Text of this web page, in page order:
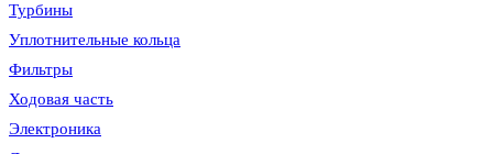
Турбины
Уплотнительные кольца
Фильтры
Ходовая часть
Электроника